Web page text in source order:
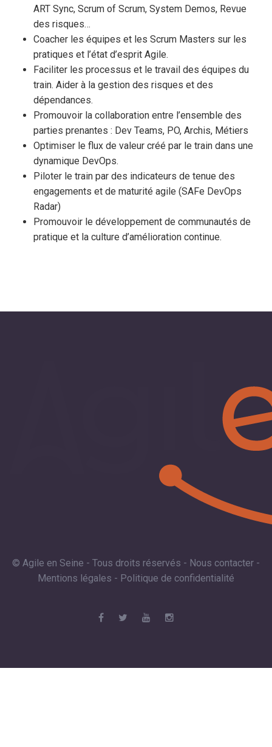
ART Sync, Scrum of Scrum, System Demos, Revue
des risques…
Coacher les équipes et les Scrum Masters sur les
pratiques et l’état d’esprit Agile.
Faciliter les processus et le travail des équipes du
train. Aider à la gestion des risques et des
dépendances.
Promouvoir la collaboration entre l’ensemble des
parties prenantes : Dev Teams, PO, Archis, Métiers
Optimiser le flux de valeur créé par le train dans une
dynamique DevOps.
Piloter le train par des indicateurs de tenue des
engagements et de maturité agile (SAFe DevOps
Radar)
Promouvoir le développement de communautés de
pratique et la culture d’amélioration continue.
© Agile en Seine - Tous droits réservés - Nous contacter -
Mentions légales - Politique de confidentialité